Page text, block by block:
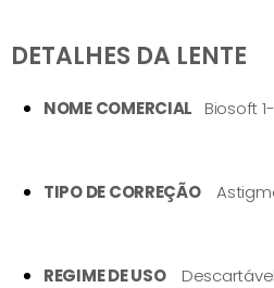
DETALHES DA LENTE
NOME COMERCIAL ⠀Biosoft
TIPO DE CORREÇÃO⠀
REGIME DE USO⠀